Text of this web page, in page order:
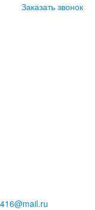
Заказать звонок